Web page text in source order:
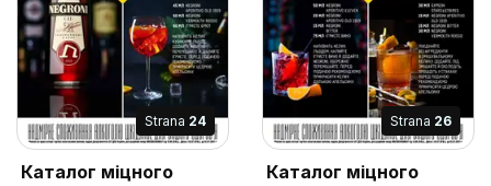
Strana 24
Каталог міцного
Strana 26
Каталог міцного